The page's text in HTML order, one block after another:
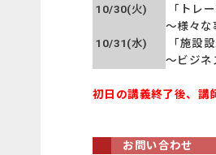
10/30(火)
「トレ
～様々な
10/31(水)
「施設
～ビジネ
初日の講義終了後、講
お問い合わせ